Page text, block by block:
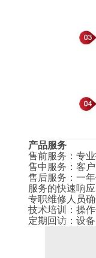
产品服务
售前服务 ： 专
售中服务 ： 客
售后服务 ： 一
服务的快速响应
专职维修人员
技术培训
： 操
定期回访 ： 设